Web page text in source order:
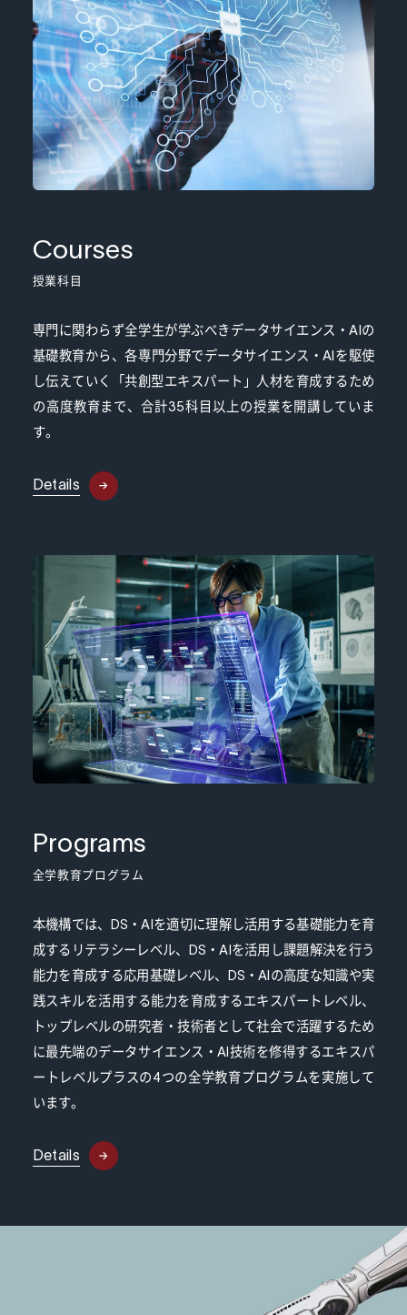
Courses
授業科目
専門に関わらず全学生が学ぶべきデータサイエンス・AIの
基礎教育から、各専門分野でデータサイエンス・AIを駆使
し伝えていく「共創型エキスパート」人材を育成するため
の高度教育まで、合計35科目以上の授業を開講していま
す。
Details
Programs
全学教育プログラム
本機構では、DS・AIを適切に理解し活用する基礎能力を育
成するリテラシーレベル、DS・AIを活用し課題解決を行う
能力を育成する応用基礎レベル、DS・AIの高度な知識や実
践スキルを活用する能力を育成するエキスパートレベル、
トップレベルの研究者・技術者として社会で活躍するため
に最先端のデータサイエンス・AI技術を修得するエキスパ
ートレベルプラスの4つの全学教育プログラムを実施して
います。
Details